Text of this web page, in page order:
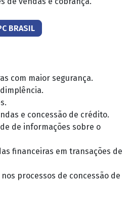
BRASIL
com maior segurança.
e concessão de crédito.
de informações sobre o
financeiras em transações de
processos de concessão de